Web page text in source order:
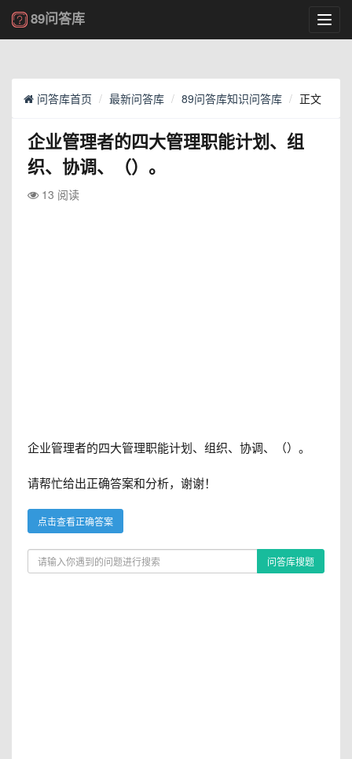
89问答库
问答库首页 最新问答库 89问答库知识问答库 正文
企业管理者的四大管理职能计划、组
织、协调、（）。
13 阅读
企业管理者的四大管理职能计划、组织、协调、（）。
请帮忙给出正确答案和分析，谢谢！
点击查看正确答案
问答库搜题